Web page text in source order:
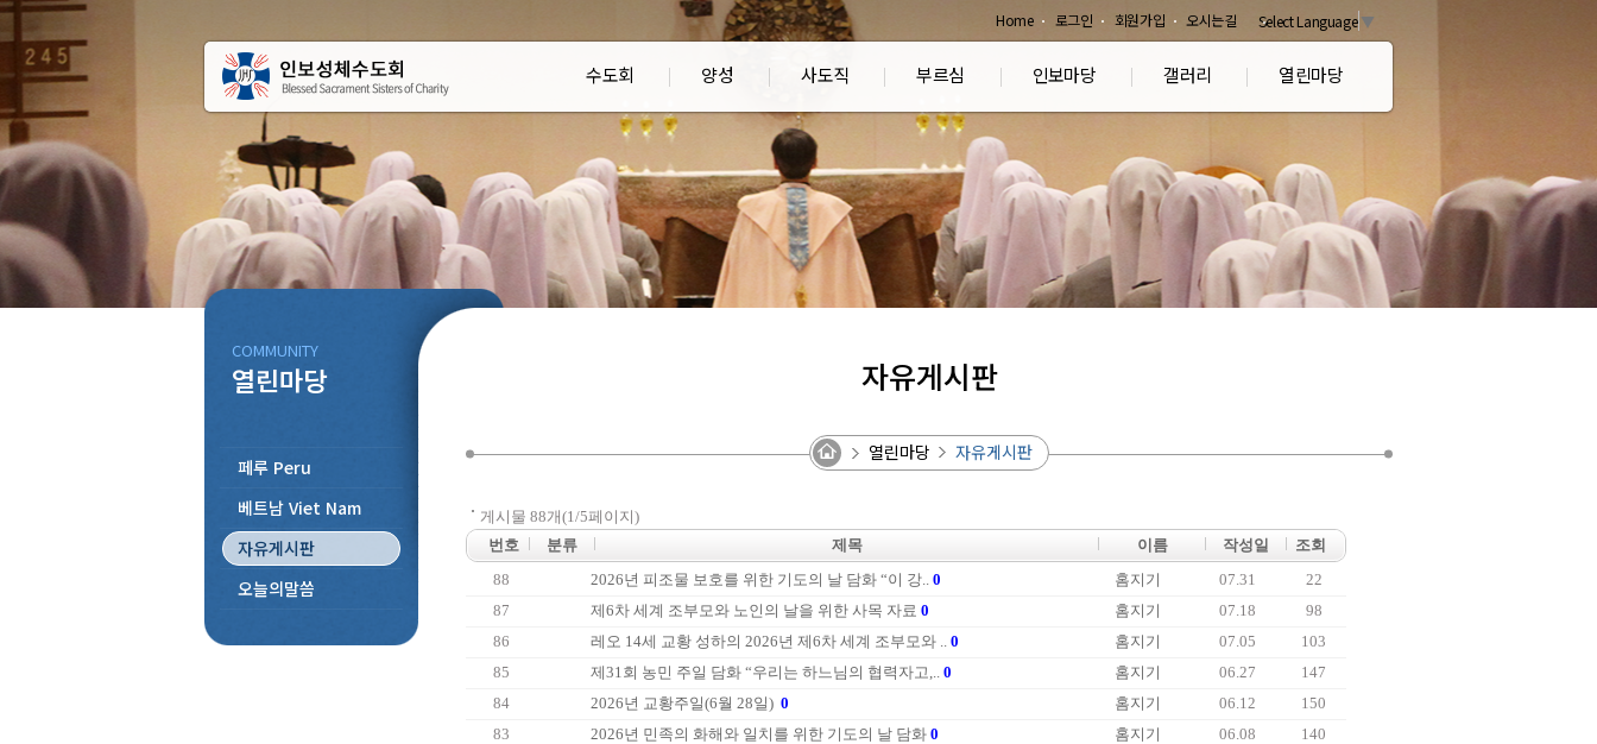
Home 로그인 회원가입 오시는길 Select Language ▼
수도회 양성 사도직 부르심 인보마당 갤러리 열린마당
COMMUNITY
열린마당
페루 Peru
베트남 Viet Nam
자유게시판
오늘의말씀
자유게시판
열린마당 자유게시판
게시물 88개(1/5페이지)
번호
분류 제목 이름 작성일
조회
88
2026년 피조물 보호를 위한 기도의 날 담화 “이 강.. 0 홈지기 07.31
22
87
제6차 세계 조부모와 노인의 날을 위한 사목 자료 0 홈지기 07.18
98
86
레오 14세 교황 성하의 2026년 제6차 세계 조부모와 .. 0 홈지기 07.05
103
85
제31회 농민 주일 담화 “우리는 하느님의 협력자고,.. 0 홈지기 06.27
147
84
2026년 교황주일(6월 28일) 0 홈지기 06.12
150
83
2026년 민족의 화해와 일치를 위한 기도의 날 담화 0 홈지기 06.08
140